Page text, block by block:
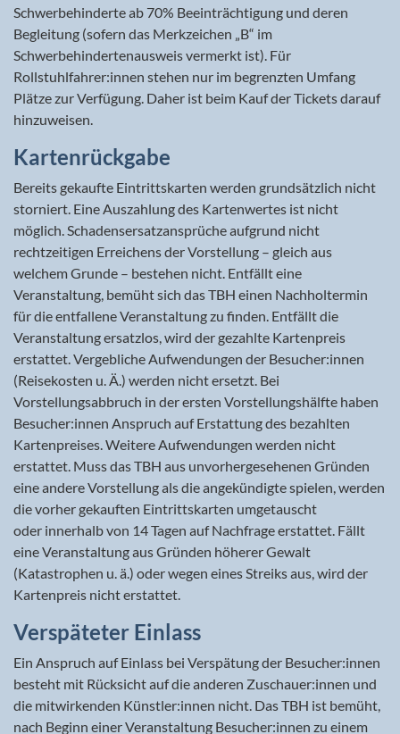
Schwerbehinderte ab 70% Beeinträchtigung und deren
Begleitung (sofern das Merkzeichen „B“ im
Schwerbehindertenausweis vermerkt ist). Für
Rollstuhlfahrer:innen stehen nur im begrenzten Umfang
Plätze zur Verfügung. Daher ist beim Kauf der Tickets darauf
hinzuweisen.
Kartenrückgabe
Bereits gekaufte Eintrittskarten werden grundsätzlich nicht
storniert. Eine Auszahlung des Kartenwertes ist nicht
möglich. Schadensersatzansprüche aufgrund nicht
rechtzeitigen Erreichens der Vorstellung – gleich aus
welchem Grunde – bestehen nicht. Entfällt eine
Veranstaltung, bemüht sich das TBH einen Nachholtermin
für die entfallene Veranstaltung zu finden. Entfällt die
Veranstaltung ersatzlos, wird der gezahlte Kartenpreis
erstattet. Vergebliche Aufwendungen der Besucher:innen
(Reisekosten u. Ä.) werden nicht ersetzt. Bei
Vorstellungsabbruch in der ersten Vorstellungshälfte haben
Besucher:innen Anspruch auf Erstattung des bezahlten
Kartenpreises. Weitere Aufwendungen werden nicht
erstattet. Muss das TBH aus unvorhergesehenen Gründen
eine andere Vorstellung als die angekündigte spielen, werden
die vorher gekauften Eintrittskarten umgetauscht
oder innerhalb von 14 Tagen auf Nachfrage erstattet. Fällt
eine Veranstaltung aus Gründen höherer Gewalt
(Katastrophen u. ä.) oder wegen eines Streiks aus, wird der
Kartenpreis nicht erstattet.
Verspäteter Einlass
Ein Anspruch auf Einlass bei Verspätung der Besucher:innen
besteht mit Rücksicht auf die anderen Zuschauer:innen und
die mitwirkenden Künstler:innen nicht. Das TBH ist bemüht,
nach Beginn einer Veranstaltung Besucher:innen zu einem